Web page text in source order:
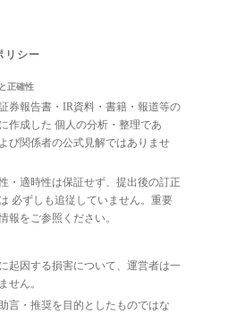
リシー
正確性
券報告書・IR資料・書籍・報道等の
作成した 個人の分析・整理であ
び関係者の公式見解ではありませ
・適時性は保証せず、提出後の訂正
必ずしも追従していません。重要
報をご参照ください。
起因する損害について、運営者は一
せん。
言・推奨を目的としたものではな